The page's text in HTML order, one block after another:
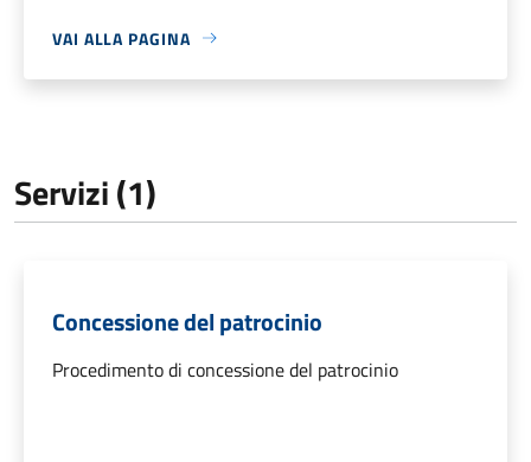
VAI ALLA PAGINA
Servizi (1)
Concessione del patrocinio
Procedimento di concessione del patrocinio